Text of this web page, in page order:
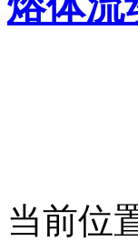
当前位